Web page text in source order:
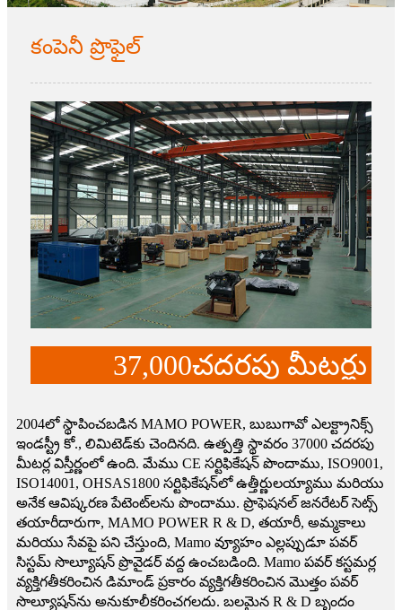
కంపెనీ ప్రొఫైల్
37,000చదరపు మీటర్లు
2004లో స్థాపించబడిన MAMO POWER, బుబుగావో ఎలక్ట్రానిక్స్
ఇండస్ట్రీ కో., లిమిటెడ్‌కు చెందినది. ఉత్పత్తి స్థావరం 37000 చదరపు
మీటర్ల విస్తీర్ణంలో ఉంది. మేము CE సర్టిఫికేషన్ పొందాము, ISO9001,
ISO14001, OHSAS1800 సర్టిఫికేషన్‌లో ఉత్తీర్ణులయ్యాము మరియు
అనేక ఆవిష్కరణ పేటెంట్‌లను పొందాము. ప్రొఫెషనల్ జనరేటర్ సెట్స్
తయారీదారుగా, MAMO POWER R & D, తయారీ, అమ్మకాలు
మరియు సేవపై పని చేస్తుంది, Mamo వ్యూహం ఎల్లప్పుడూ పవర్
సిస్టమ్ సొల్యూషన్ ప్రొవైడర్ వద్ద ఉంచబడింది. Mamo పవర్ కస్టమర్ల
వ్యక్తిగతీకరించిన డిమాండ్ ప్రకారం వ్యక్తిగతీకరించిన మొత్తం పవర్
సొల్యూషన్‌ను అనుకూలీకరించగలదు. బలమైన R & D బృందం